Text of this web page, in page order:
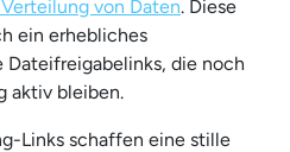
von Daten. Diese
ein erhebliches
die noch
aktiv bleiben.
Links schaffen eine stille